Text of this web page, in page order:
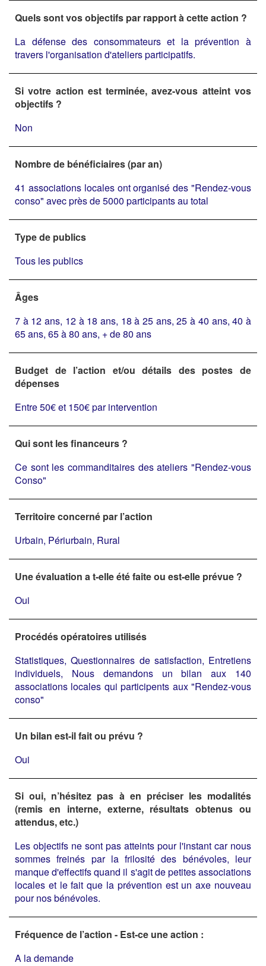
Quels sont vos objectifs par rapport à cette action ?
La défense des consommateurs et la prévention à
travers l'organisation d'ateliers participatifs.
Si votre action est terminée, avez-vous atteint vos
objectifs ?
Non
Nombre de bénéficiaires (par an)
41 associations locales ont organisé des "Rendez-vous
conso" avec près de 5000 participants au total
Type de publics
Tous les publics
Âges
7 à 12 ans, 12 à 18 ans, 18 à 25 ans, 25 à 40 ans, 40 à
65 ans, 65 à 80 ans, + de 80 ans
Budget de l’action et/ou détails des postes de
dépenses
Entre 50€ et 150€ par intervention
Qui sont les financeurs ?
Ce sont les commanditaires des ateliers "Rendez-vous
Conso"
Territoire concerné par l’action
Urbain, Périurbain, Rural
Une évaluation a t-elle été faite ou est-elle prévue ?
Oui
Procédés opératoires utilisés
Statistiques, Questionnaires de satisfaction, Entretiens
individuels, Nous demandons un bilan aux 140
associations locales qui participents aux "Rendez-vous
conso"
Un bilan est-il fait ou prévu ?
Oui
Si oui, n’hésitez pas à en préciser les modalités
(remis en interne, externe, résultats obtenus ou
attendus, etc.)
Les objectifs ne sont pas atteints pour l'instant car nous
sommes freinés par la frilosité des bénévoles, leur
manque d'effectifs quand il s'agit de petites associations
locales et le fait que la prévention est un axe nouveau
pour nos bénévoles.
Fréquence de l’action - Est-ce une action :
A la demande